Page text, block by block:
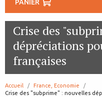
PANIER
Crise des
dépréciations
françaises
Accueil
France, Economie
page:
Crise des "subprime" : nouvelles